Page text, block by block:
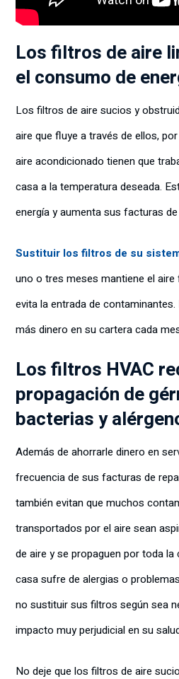
Los filtros de aire
el consumo de
Los filtros de aire sucios y
aire que fluye a través de ellos,
aire acondicionado tienen que
casa a la temperatura deseada.
energía y aumenta sus facturas
Sustituir los filtros de su
uno o tres meses mantiene el
evita la entrada de
más dinero en su cartera cada
Los filtros HVAC
propagación de
bacterias y
Además de ahorrarle dinero en
frecuencia de sus facturas de
también evitan que muchos
transportados por el aire sean
de aire y se propaguen por toda la
casa sufre de alergias o
no sustituir sus filtros según sea
impacto muy perjudicial en su
No deje que los filtros de aire